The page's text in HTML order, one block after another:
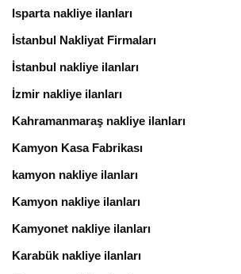
Isparta nakliye ilanları
İstanbul Nakliyat Firmaları
İstanbul nakliye ilanları
İzmir nakliye ilanları
Kahramanmaraş nakliye ilanları
Kamyon Kasa Fabrikası
kamyon nakliye ilanları
Kamyon nakliye ilanları
Kamyonet nakliye ilanları
Karabük nakliye ilanları